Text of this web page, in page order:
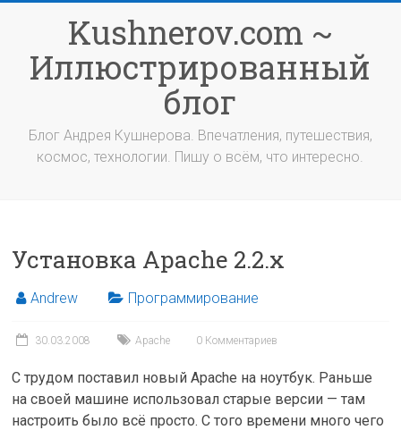
содержимомуKushnerov.com ~
Иллюстрированный
блог
Блог Андрея Кушнерова. Впечатления, путешествия,
космос, технологии. Пишу о всём, что интересно.
Установка Apache 2.2.x
Andrew Программирование
30.03.2008 Apache 0 Комментариев
С трудом поставил новый Apache на ноутбук. Раньше
на своей машине использовал старые версии — там
настроить было всё просто. С того времени много чего